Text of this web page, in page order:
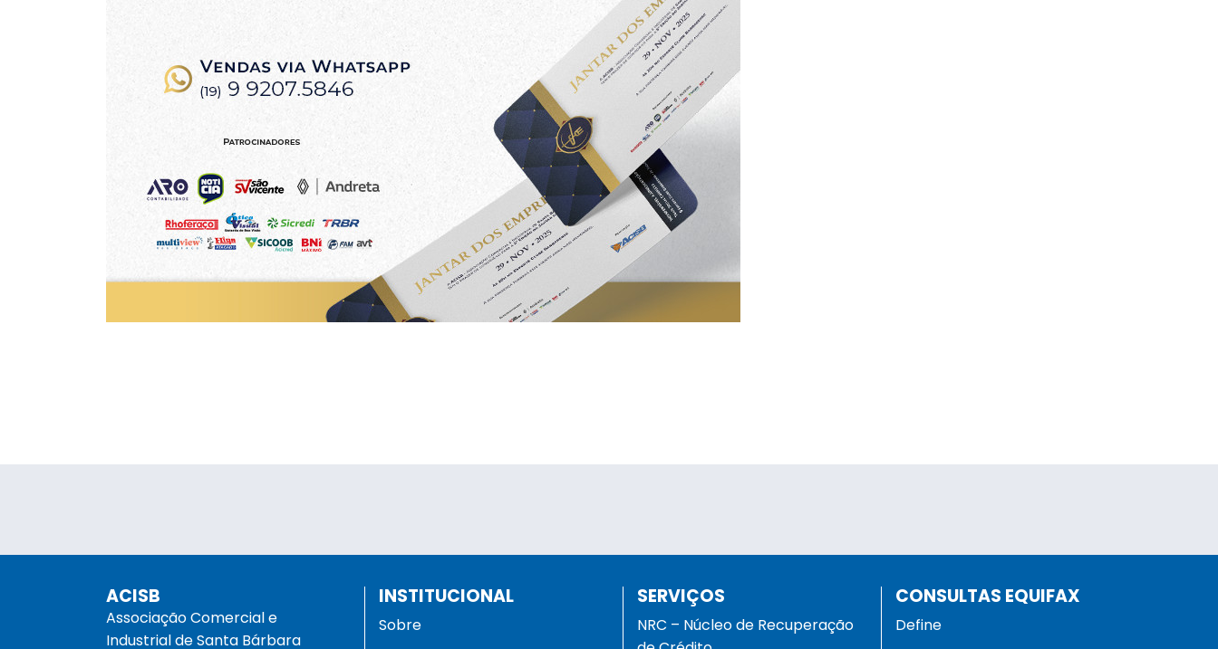
ACISB
Associação Comercial e
Industrial de Santa Bárbara
INSTITUCIONAL
Sobre
SERVIÇOS
NRC – Núcleo de Recuperação
CONSULTAS EQUIFAX
Define